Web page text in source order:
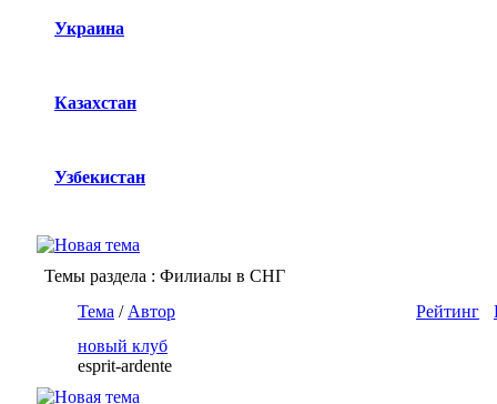
Украина
Казахстан
Узбекистан
Темы раздела : Филиалы в СНГ
Рейтинг
Тема / Автор
новый клуб
esprit-ardente